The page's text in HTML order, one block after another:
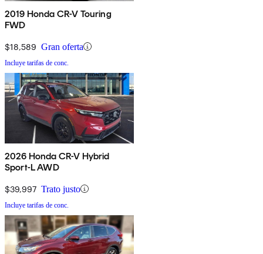
2019 Honda CR-V Touring
FWD
$18,589 Gran oferta
Incluye tarifas de conc.
2026 Honda CR-V Hybrid
Sport-L AWD
$39,997 Trato justo
Incluye tarifas de conc.